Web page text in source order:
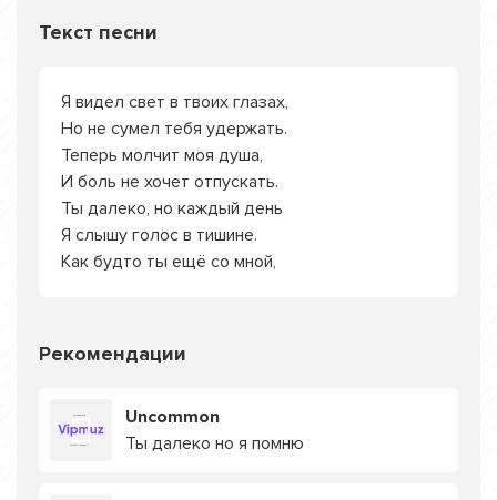
Текст песни
Я видел свет в твоих глазах,
Но не сумел тебя удержать.
Теперь молчит моя душа,
И боль не хочет отпускать.
Ты далеко, но каждый день
Я слышу голос в тишине.
Как будто ты ещё со мной,
Рекомендации
Uncommon
Ты далеко но я помню